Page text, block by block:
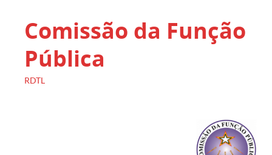
Comissão da Função
Pública
RDTL